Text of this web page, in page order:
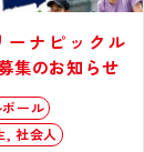
ーナピックル
集のお知らせ
ール
, 社会人